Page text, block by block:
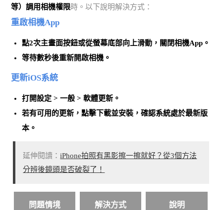
等）調用相機權限時。以下說明解決方式：
重啟相機App
點2次主畫面按鈕或從螢幕底部向上滑動，關閉相機App。
等待數秒後重新開啟相機。
更新iOS系統
打開設定 >一般 >軟體更新 。
若有可用的更新，點擊下載並安裝 ，確認系統處於最新版
本。
延伸閱讀：iPhone拍照有黑影擦一擦就好？從3個方法
分辨後鏡頭是否破裂了！
問題情境 解決方式 說明